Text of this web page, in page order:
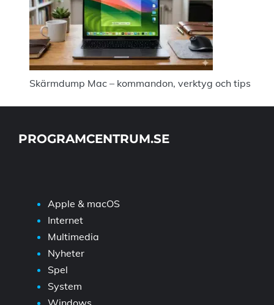
Skärmdump Mac – kommandon, verktyg och tips
PROGRAMCENTRUM.SE
Apple & macOS
Internet
Multimedia
Nyheter
Spel
System
Windows